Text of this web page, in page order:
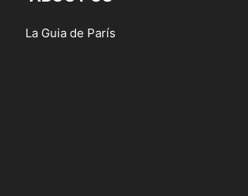
La Guia de París